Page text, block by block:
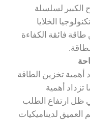
برو من النجاح الكبير لسلسلة
تكنولوجيا الخلايا
فائقة الكفاءة
أهمية تخزين الطاقة
أهمية
ظل ارتفاع الطلب
العميق لديناميكيات